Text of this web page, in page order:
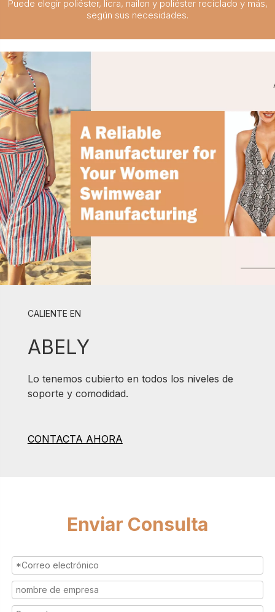
Puede elegir poliéster, licra, nailon y poliéster reciclado y más,
según sus necesidades.
CALIENTE EN
ABELY
Lo tenemos cubierto en todos los niveles de
soporte y comodidad.
CONTACTA AHORA
Enviar Consulta